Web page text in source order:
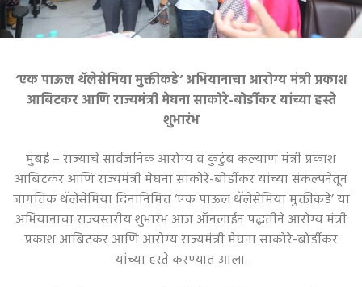
‘एक पाऊल थॅलेसेमिया मुक्तीकडे’ अभियानाचा आरोग्य मंत्री प्रकाश
आबिटकर आणि राज्यमंत्री मेघना साकोरे-बोर्डीकर यांच्या हस्ते
शुभारंभ
मुंबई – राज्याचे सार्वजनिक आरोग्य व कुटुंब कल्याण मंत्री प्रकाश
आबिटकर आणि राज्यमंत्री मेघना साकोरे-बोर्डीकर यांच्या संकल्पनेतून
जागतिक थॅलेसेमिया दिनानिमित्त ‘एक पाऊल थॅलेसेमिया मुक्तीकडे’ या
अभियानाचा राज्यस्तरीय शुभारंभ आज ऑनलाईन पद्धतीने आरोग्य मंत्री
प्रकाश आबिटकर आणि आरोग्य राज्यमंत्री मेघना साकोरे-बोर्डीकर
यांच्या हस्ते करण्यात आला.